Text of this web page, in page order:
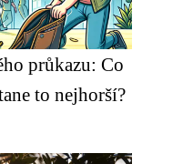
průkazu: Co
to nejhorší?